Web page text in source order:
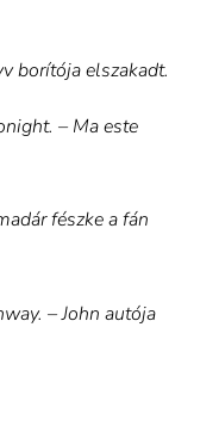
borítója elszakadt.
– Ma este
fészke a fán
– John autója